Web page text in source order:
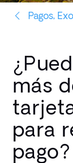
Pagos,
más
para
pago?